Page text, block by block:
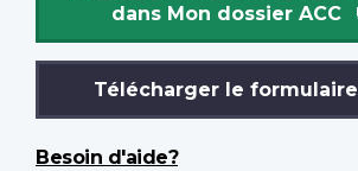
dans Mon dossier ACC
Télécharger le formulaire
Besoin d'aide?